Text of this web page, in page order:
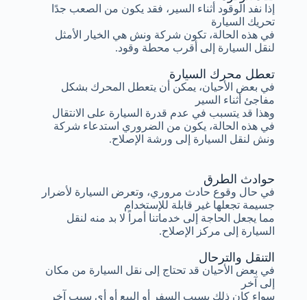
تعطل محرك السيارة
في بعض الأحيان، يمكن أن يتعطل المحرك بشكل
مفاجئ أثناء السير
وهذا قد يتسبب في عدم قدرة السيارة على الانتقال
في هذه الحالة، يكون من الضروري استدعاء شركة
ونش لنقل السيارة إلى ورشة الإصلاح.
إذا نفد الوقود أثناء السير، فقد يكون من الصعب جدًا
تحريك السيارة
في هذه الحالة، تكون شركة ونش هي الخيار الأمثل
لنقل السيارة إلى أقرب محطة وقود.
التنقل والترحال
في بعض الأحيان قد تحتاج إلى نقل السيارة من مكان
إلى آخر
سواء كان ذلك بسبب السفر أو البيع أو أي سبب آخر
حوادث الطرق
في حال وقوع حادث مروري، وتعرض السيارة لأضرار
جسيمة تجعلها غير قابلة للإستخدام
مما يجعل الحاجة إلى خدماتنا أمراً لا بد منه لنقل
السيارة إلى مركز الإصلاح.